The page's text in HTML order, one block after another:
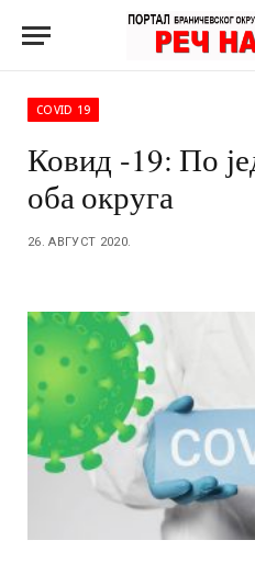
COVID 19
Ковид -19: По
оба округа
26. АВГУСТ 2020.